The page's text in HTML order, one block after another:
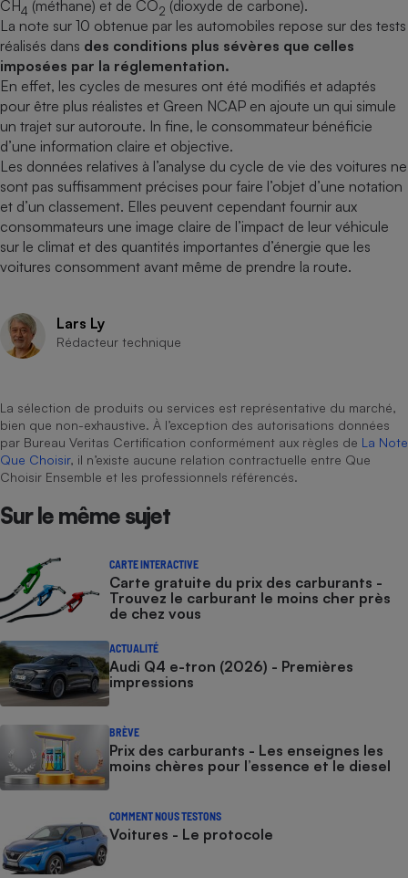
CH4 (méthane) et de CO2 (dioxyde de carbone).
La note sur 10 obtenue par les automobiles repose sur des tests
réalisés dans des conditions plus sévères que celles
imposées par la réglementation.
En effet, les cycles de mesures ont été modifiés et adaptés
pour être plus réalistes et Green NCAP en ajoute un qui simule
un trajet sur autoroute. In fine, le consommateur bénéficie
d’une information claire et objective.
Les données relatives à l’analyse du cycle de vie des voitures ne
sont pas suffisamment précises pour faire l’objet d’une notation
et d’un classement. Elles peuvent cependant fournir aux
consommateurs une image claire de l’impact de leur véhicule
sur le climat et des quantités importantes d’énergie que les
voitures consomment avant même de prendre la route.
Lars Ly
Rédacteur technique
La sélection de produits ou services est représentative du marché,
bien que non-exhaustive. À l’exception des autorisations données
par Bureau Veritas Certification conformément aux règles de La Note
Que Choisir, il n’existe aucune relation contractuelle entre Que
Choisir Ensemble et les professionnels référencés.
Sur le même sujet
CARTE INTERACTIVE
Carte gratuite du prix des carburants -
Trouvez le carburant le moins cher près
de chez vous
ACTUALITÉ
Audi Q4 e-tron (2026) - Premières
impressions
BRÈVE
Prix des carburants - Les enseignes les
moins chères pour l’essence et le diesel
COMMENT NOUS TESTONS
Voitures - Le protocole